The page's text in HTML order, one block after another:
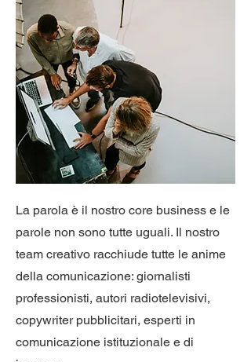
La parola è il nostro core business e le
parole non sono tutte uguali. Il nostro
team creativo racchiude tutte le anime
della comunicazione: giornalisti
professionisti, autori radiotelevisivi,
copywriter pubblicitari, esperti in
comunicazione istituzionale e di